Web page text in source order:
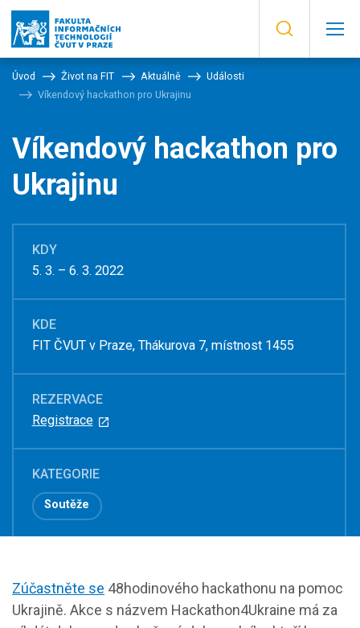
Úvod Život na FIT Aktuálně
Události
Víkendový hackathon pro Ukrajinu
Víkendový hackathon pro
Ukrajinu
KDY
5. 3. – 6. 3. 2022
KDE
FIT ČVUT v Praze, Thákurova 7, místnost 1455
REZERVACE
Registrace
KATEGORIE
Soutěže
Zúčastněte se 48hodinového hackathonu na pomoc
Ukrajině. Akce s názvem Hackathon4Ukraine má za